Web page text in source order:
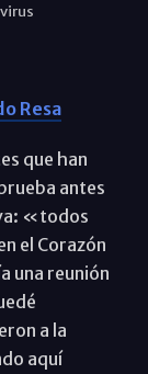
Resa
que han
antes
«todos
el Corazón
una reunión
a la
aquí